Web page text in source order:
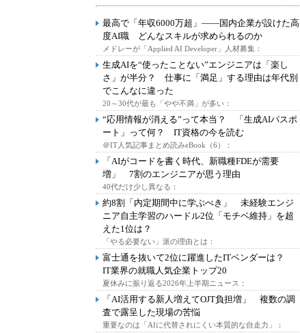
最高で「年収6000万超」――国内企業が設けた高
度AI職 どんなスキルが求められるのか
メドレーが「Applied AI Developer」人材募集：
生成AIを“使ったことない”エンジニアは「楽し
さ」が半分？ 仕事に「満足」する理由は年代別
でこんなに違った
20～30代が最も「やや不満」が多い：
“応用情報が消える”って本当？ 「生成AIパスポ
ート」って何？ IT資格の今を読む
＠IT人気記事まとめ読みeBook（6）：
「AIがコードを書く時代、新職種FDEが需要
増」 7割のエンジニアが思う理由
40代だけ少し異なる：
約8割「内定期間中に学ぶべき」 未経験エンジ
ニア自主学習のハードル2位「モチベ維持」を超
えた1位は？
「やる必要ない」派の理由とは：
富士通を抜いて2位に躍進したITベンダーは？
IT業界の就職人気企業トップ20
夏休みに振り返る2026年上半期ニュース：
「AI活用する新人増えてOJT負担増」 複数の調
査で露呈した現場の苦悩
重要なのは「AIに代替されにくい本質的な自走力」：